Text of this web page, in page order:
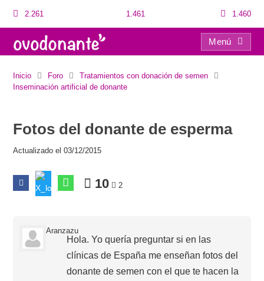
2.261 1.461 1.460
Menú
Inicio Foro
Tratamientos con donación de semen
Inseminación artificial de donante
Fotos del donante de esperma
Actualizado el 03/12/2015
10 2
Aranzazu
Hola. Yo quería preguntar si en las
clínicas de España me enseñan fotos del
donante de semen con el que te hacen la